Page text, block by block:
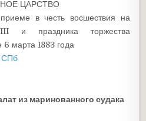
ЦАРСТВО
в честь восшествия на
и праздника торжества
6 марта 1883 года
СПб